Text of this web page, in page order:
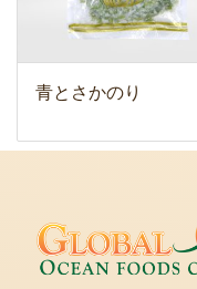
青とさかのり